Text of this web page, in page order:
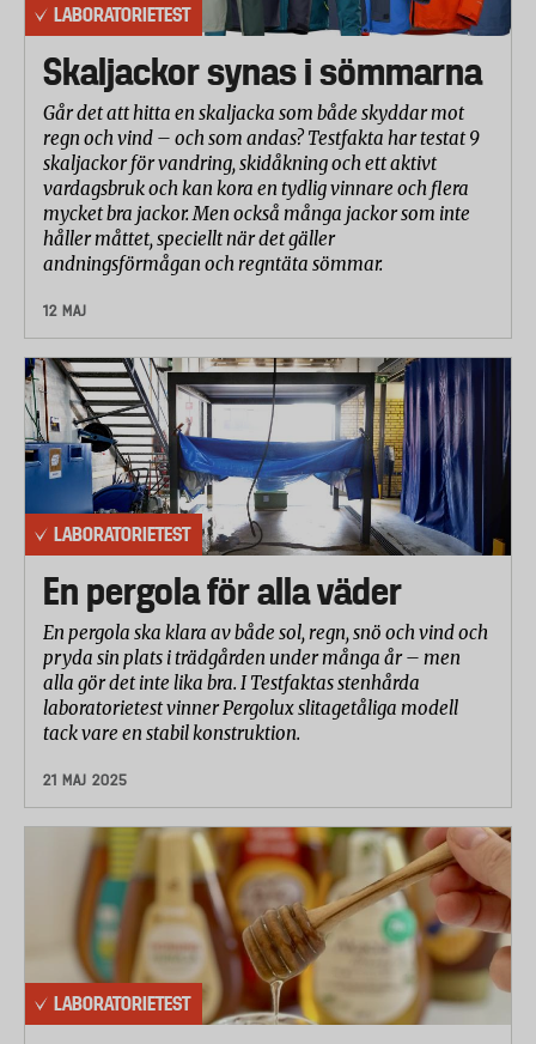
LABORATORIETEST
Skaljackor synas i sömmarna
Går det att hitta en skaljacka som både skyddar mot
regn och vind – och som andas? Testfakta har testat 9
skaljackor för vandring, skidåkning och ett aktivt
vardagsbruk och kan kora en tydlig vinnare och flera
mycket bra jackor. Men också många jackor som inte
håller måttet, speciellt när det gäller
andningsförmågan och regntäta sömmar.
12 MAJ
LABORATORIETEST
En pergola för alla väder
En pergola ska klara av både sol, regn, snö och vind och
pryda sin plats i trädgården under många år – men
alla gör det inte lika bra. I Testfaktas stenhårda
laboratorietest vinner Pergolux slitagetåliga modell
tack vare en stabil konstruktion.
21 MAJ 2025
LABORATORIETEST